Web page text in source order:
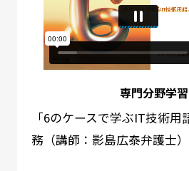
専門分野学
「6のケースで学ぶIT技術
務（講師：影島広泰弁護士